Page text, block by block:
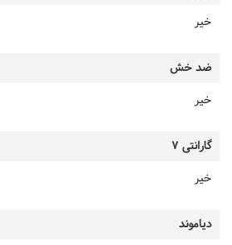
خیر
ضد خش
خیر
گارانتی 7
خیر
دیاموند